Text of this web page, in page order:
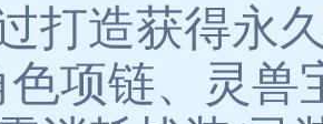
打造获得永
项链、灵兽